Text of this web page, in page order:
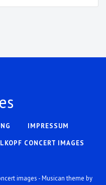
IMPRESSUM
CONCERT IMAGES
images - Musican theme by